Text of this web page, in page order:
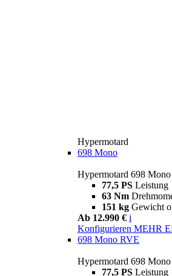
Hypermotard
698 Mono
Hypermotard 698 Mono
77,5 PS Leistung
63 Nm
151 kg Gewicht
Ab 12.990 € i
Konfigurieren MEHR
698 Mono RVE
Hypermotard 698
77,5 PS Leistung